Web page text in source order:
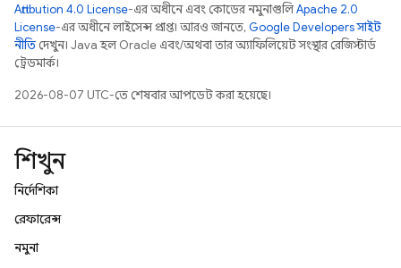
Attribution 4.0 License-এর অধীনে এবং কোডের নমুনাগুলিApache 2.0
License-এর অধীনে লাইসেন্স প্রাপ্ত। আরও জানতে,Google Developers সাইট
নীতি দেখুন। Java হল Oracle এবং/অথবা তার অ্যাফিলিয়েট সংস্থার রেজিস্টার্ড
ট্রেডমার্ক।
2026-08-07 UTC-তে শেষবার আপডেট করা হয়েছে।
শিখুন
নির্দেশিকা
রেফারেন্স
নমুনা